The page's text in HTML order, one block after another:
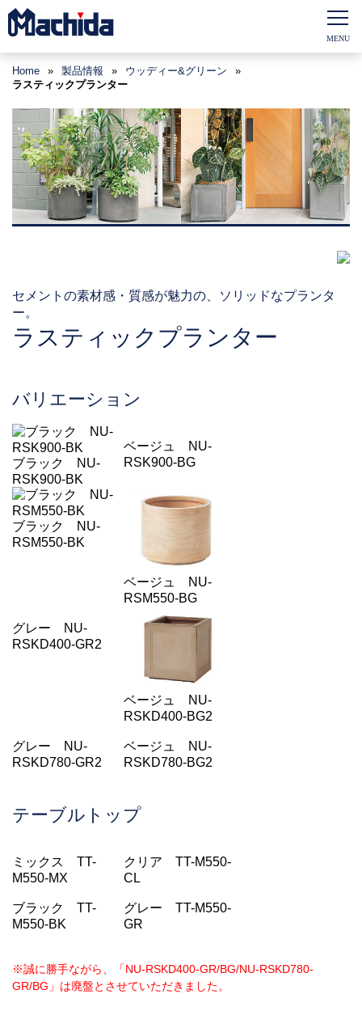
Home » 製品情報 » ウッディー&グリーン
»
ラスティックプランター
セメントの素材感・質感が魅力の、ソリッドなプランタ
ー。
ラスティックプランター
バリエーション
ブラック NU-
RSK900-BK
ベージュ NU-
RSK900-BG
ブラック NU-
RSM550-BK
ベージュ NU-
RSM550-BG
グレー NU-
RSKD400-GR2
ベージュ NU-
RSKD400-BG2
グレー NU-
RSKD780-GR2
ベージュ NU-
RSKD780-BG2
テーブルトップ
ミックス TT-
M550-MX
クリア TT-M550-
CL
ブラック TT-
M550-BK
グレー TT-M550-
GR
※誠に勝手ながら、「NU-RSKD400-GR/BG/NU-RSKD780-
GR/BG」は廃盤とさせていただきました。